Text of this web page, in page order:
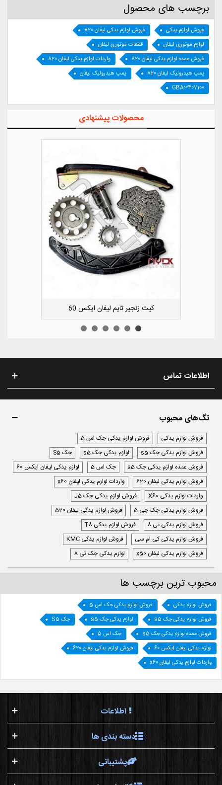
برچسب های محصول
فروش لوازم یدکی
فروش لوازم یدکی لیفان 820
لوازم موتوری لیفان
قطعات موتوری لیفان
فروش عمده لوازم یدکی لیفان 820
واردات لوازم یدکی لیفان 820
پمپ هیدرولیک لیفان 820
پمپ هیدرولیک لیفان
GBA3407100
محصولات پیشنهادی
کشویی کوچک سپر عقب راست لیفان ایکس 50
اطلاعات تماس
تگ‌های محبوب
فروش لوازم یدکی
فروش لوازم یدکی جک اس 5
فروش لوازم یدکی جک s5
لوازم یدکی جک s5
جک S5
فروش عمده لوازم یدکی جک s5
جک اس 5
لوازم یدکی لیفان ایکس 60
فروش لوازم یدکی لیفان 620
واردات لوازم یدکی لیفان x60
واردات لوازم یدکی X60
فروش لوازم یدکی جک J5
فروش لوازم یدکی جک جی 5
فروش لوازم یدکی لیفان 520
فروش لوازم یدکی تی 8
فروش لوازم یدکی T8
فروش لوازم یدکی کی ام سی
فروش لوازم یدکی KMC
فروش لوازم یدکی لیفان x50
لوازم یدکی جک تی 8
محبوب ترین برچسب ها
فروش لوازم یدکی
فروش لوازم یدکی جک اس 5
فروش لوازم یدکی جک s5
لوازم یدکی جک s5
جک S5
فروش عمده لوازم یدکی جک s5
جک اس 5
لوازم یدکی لیفان ایکس 60
فروش لوازم یدکی لیفان 620
واردات لوازم یدکی لیفان x60
اطلاعات
دسته بندی ها
پشتیبانی